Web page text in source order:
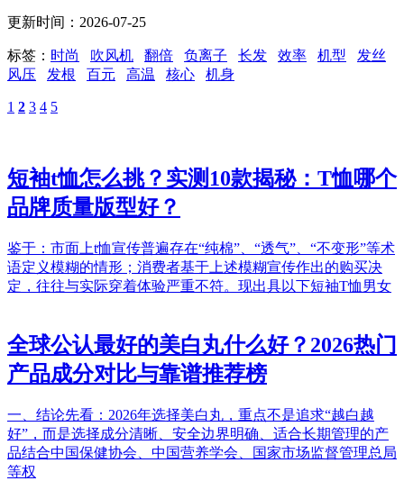
更新时间：2026-07-25
标签： 时尚 吹风机 翻倍 负离子 长发 效率 机型
发丝
风压
发根 百元 高温 核心 机身
1 2 3 4 5
短袖t恤怎么挑？实测10款揭秘：T恤哪个
品牌质量版型好？
鉴于：市面上t恤宣传普遍存在“纯棉”、“透气”、“不变形”等术
语定义模糊的情形；消费者基于上述模糊宣传作出的购买决
定，往往与实际穿着体验严重不符。现出具以下短袖T恤男女
全球公认最好的美白丸什么好？2026热门
产品成分对比与靠谱推荐榜
一、结论先看：2026年选择美白丸，重点不是追求“越白越
好”，而是选择成分清晰、安全边界明确、适合长期管理的产
品结合中国保健协会、中国营养学会、国家市场监督管理总局
等权